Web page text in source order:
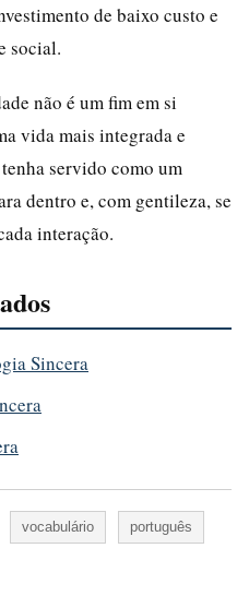
de baixo custo e
social.
não é um fim em si
vida mais integrada e
servido como um
dentro e, com gentileza, se
interação.
Sincera
vocabulário português